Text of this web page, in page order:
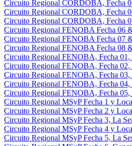
Circuito Regional CORDOBA, Fecha
Circuito Regional CORDOBA, Fecha
Circuito Regional CORDOBA, Fecha
Circuito Regional FENOBA Fecha 06
Circuito Regional FENOBA Fecha 07
Circuito Regional FENOBA Fecha 08
Circuito Regional FENOBA, Fecha
Circuito Regional FENOBA, Fecha
Circuito Regional FENOBA, Fecha
Circuito Regional FENOBA, Fecha
Circuito Regional FENOBA, Fecha
Circuito Regional MSyP Fecha 1 y
Circuito Regional MSyP Fecha 2 y
Circuito Regional MSyP Fecha 3, La
Circuito Regional MSyP Fecha 4 y
Circuito Regional MSyP Fecha 5, La